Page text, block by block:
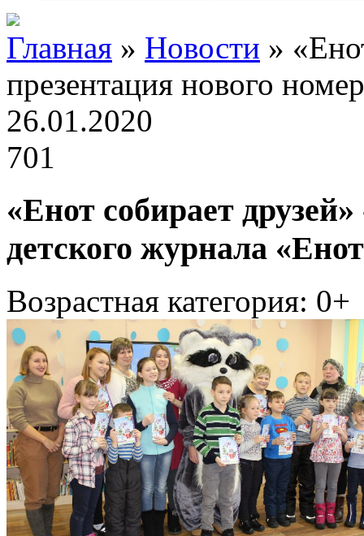
Главная » Новости »
презентация нового
26.01.2020
701
«Енот собирает
детского журнала
Возрастная категория: 0+